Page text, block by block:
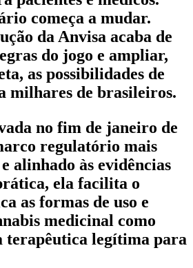
começa a mudar.
da Anvisa acaba de
do jogo e ampliar,
as possibilidades de
milhares de brasileiros.
no fim de janeiro de
regulatório mais
alinhado às evidências
ela facilita o
as formas de uso e
medicinal como
terapêutica legítima para